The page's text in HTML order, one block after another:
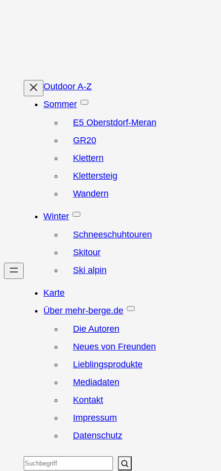
Outdoor A-Z
Sommer
E5 Oberstdorf-Meran
GR20
Klettern
Klettersteig
Wandern
Winter
Schneeschuhtouren
Skitour
Ski alpin
Karte
Über mehr-berge.de
Die Autoren
Neues von Freunden
Lieblingsprodukte
Mediadaten
Kontakt
Impressum
Datenschutz
Suchen